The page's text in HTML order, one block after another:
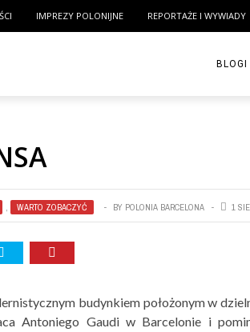
IMPREZY POLONIJNE REPORTAŻE I WYWIADY
BLOGI
, WARTO ZOBACZYĆ BY POLONIA BARCELONA 1
budynkiem położonym w
Antoniego Gaudi w Barcelonie i